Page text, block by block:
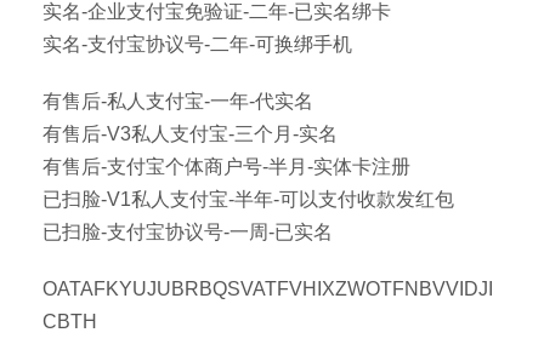
实名-企业支付宝免验证-二年-已实名绑卡
实名-支付宝协议号-二年-可换绑手机
有售后-私人支付宝-一年-代实名
有售后-V3私人支付宝-三个月-实名
有售后-支付宝个体商户号-半月-实体卡注册
已扫脸-V1私人支付宝-半年-可以支付收款发红包
已扫脸-支付宝协议号-一周-已实名
OATAFKYUJUBRBQSVATFVHIXZWOTFNBVVIDJI
CBTH